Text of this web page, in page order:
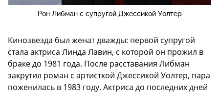
Рон Либман с супругой Джессикой Уолтер
Кинозвезда был женат дважды: первой супругой
стала актриса Линда Лавин, с которой он прожил в
браке до 1981 года. После расставания Либман
закрутил роман с артисткой Джессикой Уолтер, пара
поженилась в 1983 году. Актриса до последних дней